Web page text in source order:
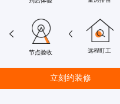
节点验收 远程盯工
立刻约装修